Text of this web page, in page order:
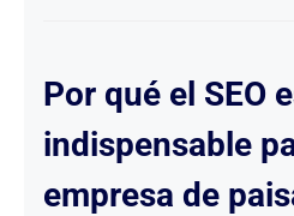
Por qué el SEO
indispensable
empresa de